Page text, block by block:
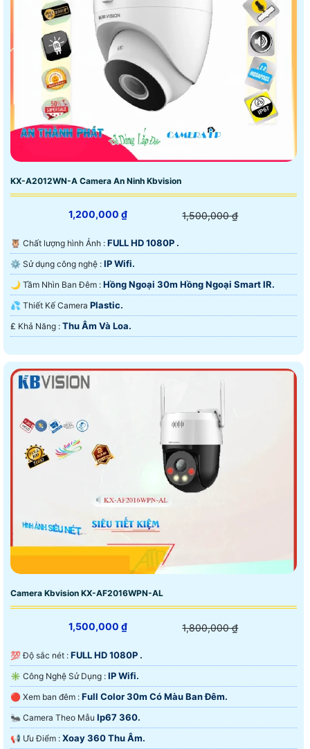
KX-A2012WN-A Camera An Ninh Kbvision
1,200,000 ₫ 1,500,000 ₫
🦉 Chất lượng hình Ảnh : FULL HD 1080P .
⚙ Sử dụng công nghệ : IP Wifi.
🌙 Tầm Nhìn Ban Đêm : Hồng Ngoại 30m Hồng Ngoại Smart IR.
💦 Thiết Kế Camera Plastic.
️₤ Khả Năng : Thu Âm Và Loa.
Camera Kbvision KX-AF2016WPN-AL
1,500,000 ₫ 1,800,000 ₫
💯 Độ sắc nét : FULL HD 1080P .
✳️ Công Nghệ Sử Dụng : IP Wifi.
🔴 Xem ban đêm : Full Color 30m Có Màu Ban Đêm.
🐜 Camera Theo Mẫu Ip67 360.
️📢 Ưu Điểm : Xoay 360 Thu Âm.